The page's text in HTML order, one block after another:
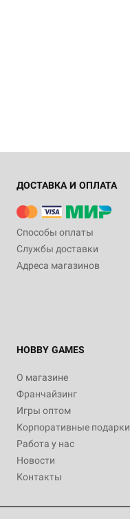
ДОСТАВКА И ОПЛАТА
Способы оплаты
Службы доставки
Адреса магазинов
HOBBY GAMES
О магазине
Франчайзинг
Игры оптом
Корпоративные подарки
Работа у нас
Новости
Контакты